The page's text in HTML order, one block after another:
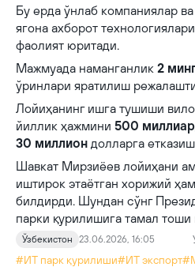
Бу ерда ўнлаб компаниялар
ягона ахборот
фаолият юритади.
Мажмуада наманганлик 2
ўринлари яратилиш
Лойиҳанинг ишга тушиши
йиллик ҳажмини 500
30 миллион долларга
Шавкат Мирзиёев лойиҳани
иштирок этаётган хорижий
билдирди. Шундан сўнг
парки қурилишига тамал тоши
Ўзбекистон 23.06.2026, 16:05
#ИТ парк қурилиши#ИТ экспорт